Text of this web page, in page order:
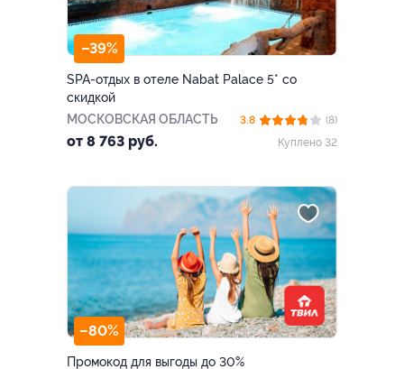
–39%
SPA-отдых в отеле Nabat Palace 5* со
скидкой
МОСКОВСКАЯ ОБЛАСТЬ
от 8 763 руб.
3.8
(8)
Куплено 32
–80%
Промокод для выгоды до 30%